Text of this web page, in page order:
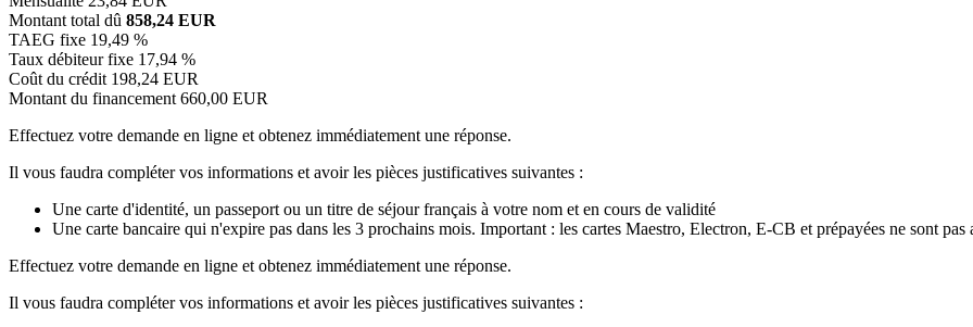
Montant total dû 858,24 EUR
TAEG fixe 19,49 %
Taux débiteur fixe 17,94 %
Coût du crédit 198,24 EUR
Montant du financement 660,00 EUR
Effectuez votre demande en ligne et obtenez immédiatement une réponse.
Il vous faudra compléter vos informations et avoir les pièces justificatives suivantes :
Une carte d'identité, un passeport ou un titre de séjour français à votre nom et en cours de validité
Une carte bancaire qui n'expire pas dans les 3 prochains mois. Important : les cartes Maestro, Electron, E-CB et prépayées ne sont pas
Effectuez votre demande en ligne et obtenez immédiatement une réponse.
Il vous faudra compléter vos informations et avoir les pièces justificatives suivantes :